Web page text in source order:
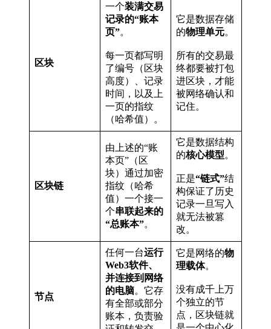
区块
一个装满交易
记录的“账本
页”。
每一页都写明
了编号（区块
高度）、记录
时间，以及上
一页的指纹
（哈希值）。
它是数据存储
的物理单元。
所有的交易最
终都要被打包
进区块，才能
被网络确认和
记住。
区块链
由上述的“账
本页”（区
块）通过加密
指纹（哈希
值）一个接一
个串联起来的
“总账本”。
它是数据结构
的核心模型。
正是“链式”结
构保证了历史
记录一旦写入
就无法被篡
改。
节点
任何一台运行
Web3软件、
并连接到网络
的电脑。它存
有全部或部分
账本，负责验
它是网络的物
理载体。
没有成千上万
个独立的节
点，区块链就